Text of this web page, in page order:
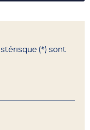
(*) sont